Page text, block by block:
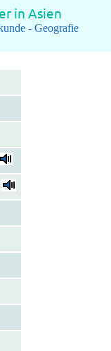
in Asien
- Geografie